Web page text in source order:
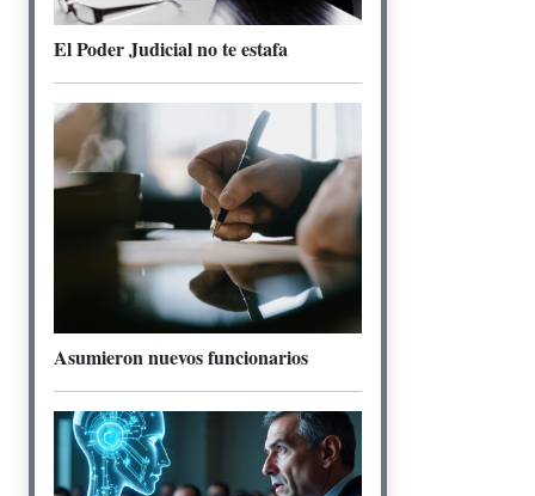
El Poder Judicial no te estafa
Asumieron nuevos funcionarios